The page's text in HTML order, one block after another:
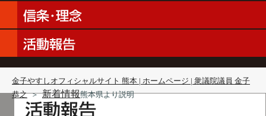
金子やすしオフィシャルサイト 熊本 | ホームページ | 衆議院議員 金子
恭之 ＞ 新着情報熊本県より説明